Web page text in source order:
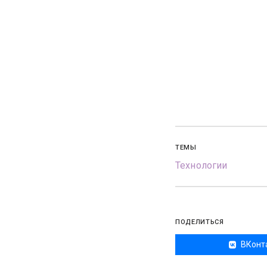
ТЕМЫ
Технологии
ПОДЕЛИТЬСЯ